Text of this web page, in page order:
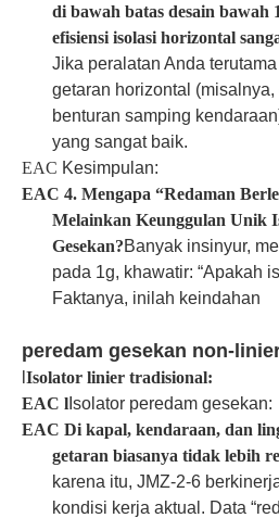
di bawah batas desain bawah
efisiensi isolasi horizontal
Jika peralatan Anda
getaran horizontal
benturan samping
yang sangat baik.
EAC Kesimpulan:
EAC 4. Mengapa “Redaman
Melainkan Keunggulan Unik
Gesekan?Banyak insinyur,
pada 1g, khawatir: “Apakah
Faktanya, inilah keindahan
peredam gesekan non-
Isolator linier tradisional:
EAC l Isolator peredam gesekan:
EAC Di kapal, kendaraan, dan
getaran biasanya tidak lebih
karena itu, JMZ-2-6
kondisi kerja aktual. Data